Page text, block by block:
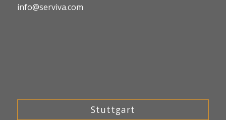
info@serviva.com
Stuttgart